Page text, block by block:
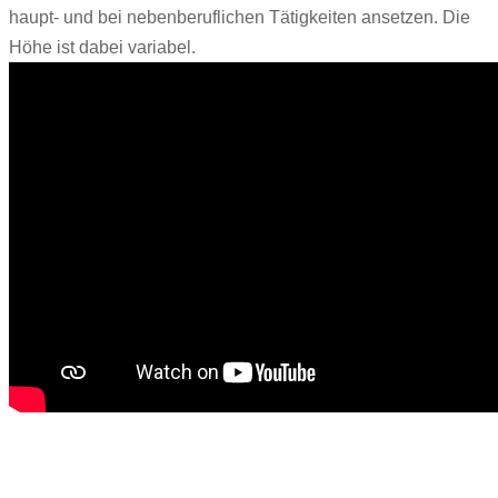
haupt- und bei nebenberuflichen Tätigkeiten ansetzen. Die
Höhe ist dabei variabel.